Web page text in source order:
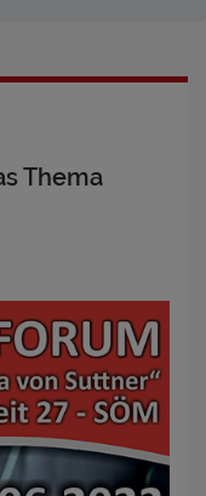
Thema